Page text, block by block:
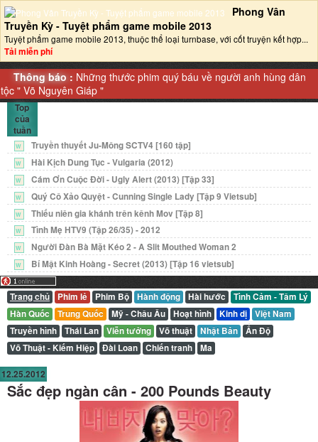
Phong Vân
Truyền Kỳ - Tuyệt phẩm game mobile 2013‎
Tuyệt phẩm game mobile 2013, thuộc thể loại turnbase, với cốt truyện kết hợp...
Tải miễn phí
Thông báo : Những thước phim quý báu về người anh hùng dân
tộc "Võ Nguyên Giáp "
Top
của
tuần
W Truyền thuyết Ju-Mông SCTV4 [160 tập]
W Hài Kịch Dung Tục - Vulgaria (2012)
W Cám Ơn Cuộc Đời - Ugly Alert (2013) [Tập 33]
W Quý Cô Xảo Quyệt - Cunning Single Lady [Tập 9 Vietsub]
W Thiếu niên gia khánh trên kênh Mov [Tập 8]
W Tình Mẹ HTV9 (Tập 26/35) - 2012
W Người Đàn Bà Mặt Kéo 2 - A Slit Mouthed Woman 2
W Bí Mật Kinh Hoàng - Secret (2013) [Tập 16 vietsub]
Trang chủ Phim lẻ Phim Bộ Hành động Hài hước
Tình Cảm - Tâm Lý
Hàn Quốc
Trung Quốc Mỹ - Châu Âu Hoạt hình Kinh dị
Việt Nam
Truyền hình
Thái Lan Viễn tưởng Võ thuật Nhật Bản
Ấn Độ
Võ Thuật - Kiếm Hiệp
Đài Loan Chiến tranh Ma
12.25.2012
Sắc đẹp ngàn cân - 200 Pounds Beauty